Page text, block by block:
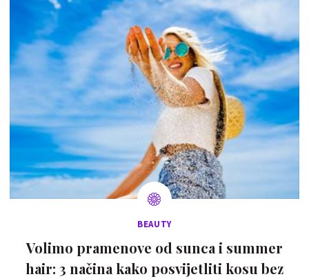
BEAUTY
Volimo pramenove od sunca i summer
hair: 3 načina kako posvijetliti kosu bez